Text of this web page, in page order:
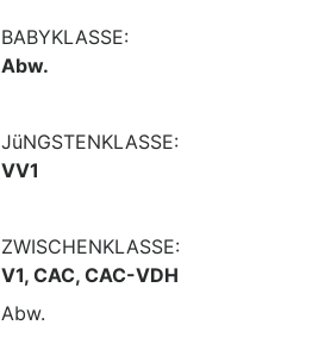
BABYKLASSE:
Abw.
JüNGSTENKLASSE:
VV1
ZWISCHENKLASSE:
V1, CAC, CAC-VDH
Abw.